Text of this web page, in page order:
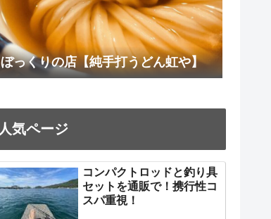
ぼっくりの店【純手打うどん虹や】
人気ページ
コンパクトロッドと釣り具
セットを通販で！携行性コ
スパ重視！